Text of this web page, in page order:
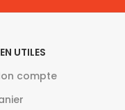
UTILES
compte